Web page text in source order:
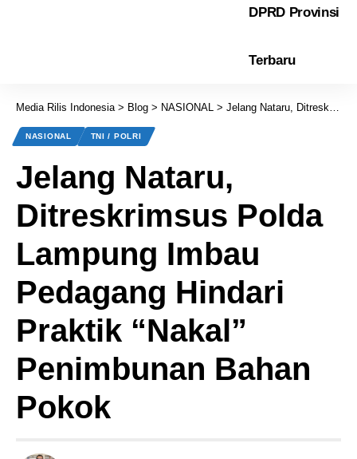
DPRD Provinsi
Terbaru
Media Rilis Indonesia> Blog > NASIONAL > Jelang Nataru, Ditreskrimsus Polda Lampung Imbau Pedagang Hindari Praktik “Nakal” Penimbunan Bahan Pokok
NASIONAL TNI / POLRI
Jelang Nataru,
Ditreskrimsus Polda
Lampung Imbau
Pedagang Hindari
Praktik “Nakal”
Penimbunan Bahan
Pokok